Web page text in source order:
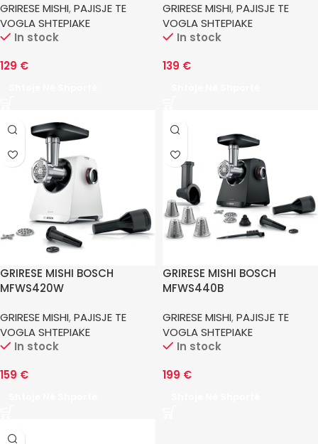
GRIRESE MISHI,PAJISJE TE
VOGLA SHTEPIAKE
In stock
129 €
GRIRESE MISHI,PAJISJE TE
VOGLA SHTEPIAKE
In stock
139 €
GRIRESE MISHI BOSCH
MFWS420W
GRIRESE MISHI,PAJISJE TE
VOGLA SHTEPIAKE
In stock
159 €
GRIRESE MISHI BOSCH
MFWS440B
GRIRESE MISHI,PAJISJE TE
VOGLA SHTEPIAKE
In stock
199 €